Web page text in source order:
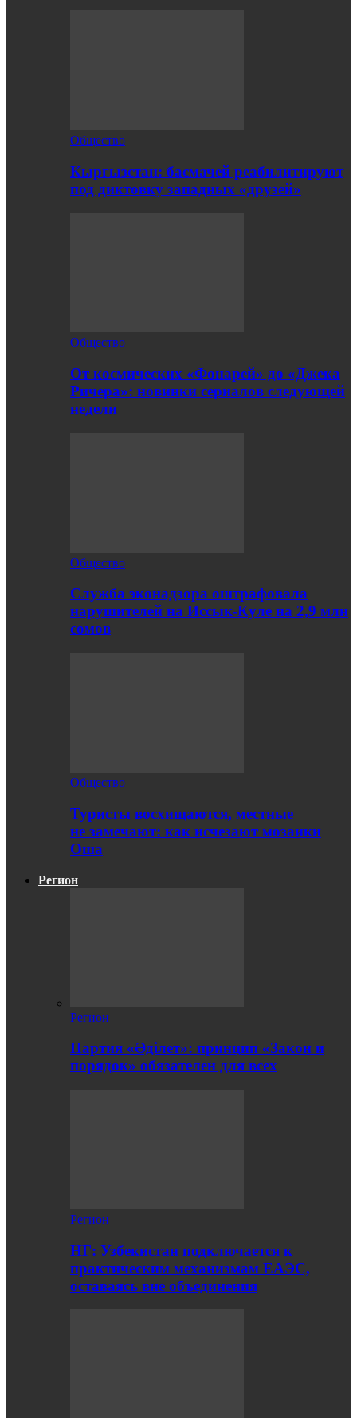
Общество
Кыргызстан: басмачей реабилитируют
под диктовку западных «друзей»
Общество
От космических «Фонарей» до «Джека
Ричера»: новинки сериалов следующей
недели
Общество
Служба эконадзора оштрафовала
нарушителей на Иссык-Куле на 2,9 млн
сомов
Общество
Туристы восхищаются, местные
не замечают: как исчезают мозаики
Оша
Регион
Регион
Партия «Әділет»: принцип «Закон и
порядок» обязателен для всех
Регион
НГ: Узбекистан подключается к
практическим механизмам ЕАЭС,
оставаясь вне объединения